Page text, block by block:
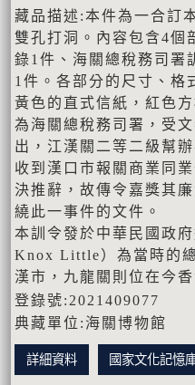
藏品描述:本件為一合訂
雙孔打洞。內容包含4個
錄1件、海關總稅務司署
1件。各部分的尺寸、格
黃色的直式信紙，紅色
為海關總稅務司署，受
出，江漢關二等二級幫
收到漢口市報關商業同
決推辭，故傳令嘉獎其
繞此一事件的文件。
本訓令發於中華民國政
Knox Little）為當時的
漢市，九龍關則位在今香
登錄號:2021409077
典藏單位:海關博物館
詳細資料 國家文化記憶